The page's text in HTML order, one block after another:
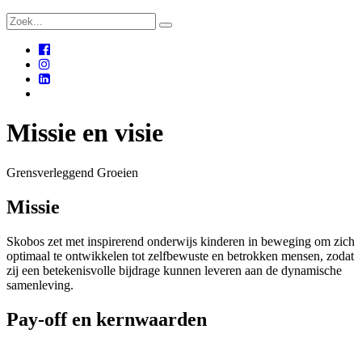
Missie en visie
Grensverleggend Groeien
Missie
Skobos zet met inspirerend onderwijs kinderen in beweging om zich
optimaal te ontwikkelen tot zelfbewuste en betrokken mensen, zodat
zij een betekenisvolle bijdrage kunnen leveren aan de dynamische
samenleving.
Pay-off en kernwaarden